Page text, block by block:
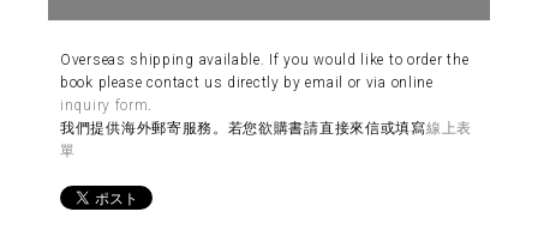
Overseas shipping available. If you would like to order the
book please contact us directly by email or via online
inquiry form
我們提供海外郵寄服務。若您欲購書請直接來信或填寫線上表
單